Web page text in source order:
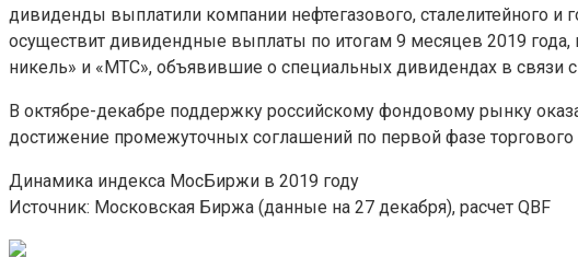
дивиденды выплатили компании нефтегазового, сталелитейного
осуществит дивидендные выплаты по итогам 9 месяцев 2019
никель» и «МТС», объявившие о специальных дивидендах в связи
В октябре-декабре поддержку российскому фондовому рынку
достижение промежуточных соглашений по первой фазе торгового
Динамика индекса МосБиржи в 2019 году
Источник: Московская Биржа (данные на 27 декабря), расчет QBF